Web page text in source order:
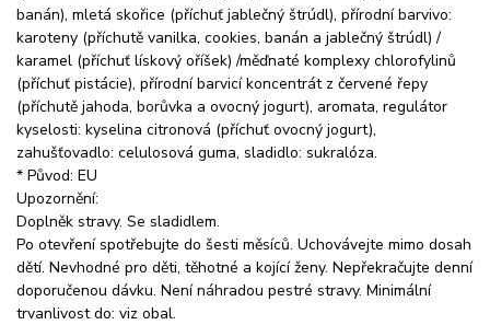
banán), mletá skořice (příchuť jablečný štrúdl), přírodní barvivo:
karoteny (příchutě vanilka, cookies, banán a jablečný štrúdl) /
karamel (příchuť lískový oříšek) /měďnaté komplexy chlorofylinů
(příchuť pistácie), přírodní barvicí koncentrát z červené řepy
(příchutě jahoda, borůvka a ovocný jogurt), aromata, regulátor
kyselosti: kyselina citronová (příchuť ovocný jogurt),
zahušťovadlo: celulosová guma, sladidlo: sukralóza.
* Původ: EU
Upozornění:
Doplněk stravy. Se sladidlem.
Po otevření spotřebujte do šesti měsíců. Uchovávejte mimo dosah
dětí. Nevhodné pro děti, těhotné a kojící ženy. Nepřekračujte denní
doporučenou dávku. Není náhradou pestré stravy. Minimální
trvanlivost do: viz obal.